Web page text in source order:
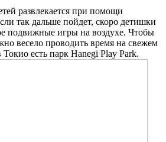
развлекается при помощи
так дальше пойдет, скоро детишки
подвижные игры на воздухе. Чтобы
весело проводить время на свежем
Токио есть парк Hanegi Play Park.